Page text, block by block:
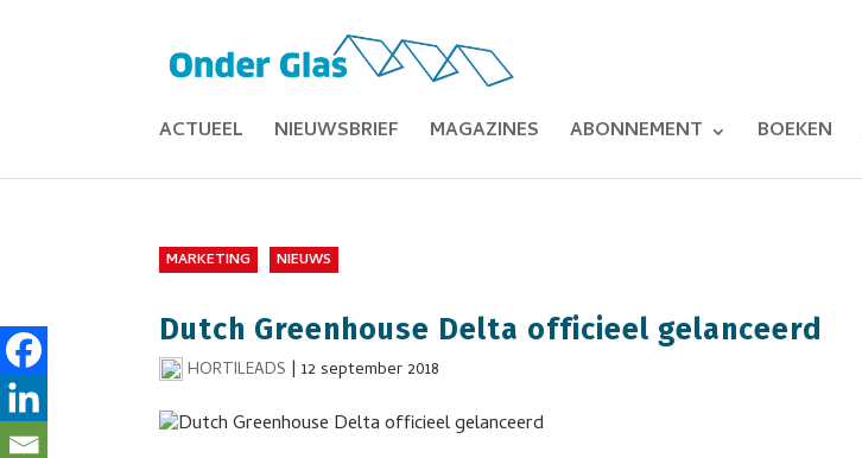
ACTUEEL NIEUWSBRIEF MAGAZINES ABONNEMENT BOEKEN
MARKETING NIEUWS
Dutch Greenhouse Delta officieel gelanceerd
HORTILEADS |12 september 2018